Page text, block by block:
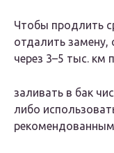
Чтобы продлить
отдалить замену,
через 3–5 тыс. км
заливать в бак
либо